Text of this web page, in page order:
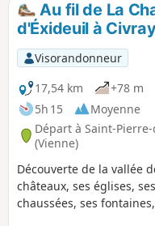
Au fil de La
d'Éxideuil à Civray
Visorandonneur
17,54 km
+78 m
5h 15
Moyenne
Départ à Saint-
(Vienne)
Découverte de la vallée
châteaux, ses églises,
chaussées, ses